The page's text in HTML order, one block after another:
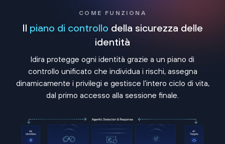
COME FUNZIONA
Il piano di controllo della sicurezza delle
identità
Idira protegge ogni identità grazie a un piano di
controllo unificato che individua i rischi, assegna
dinamicamente i privilegi e gestisce l'intero ciclo di vita,
dal primo accesso alla sessione finale.